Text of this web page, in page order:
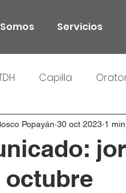
Servicios
Capilla
octubre
Popayán 30 oct 2023 1